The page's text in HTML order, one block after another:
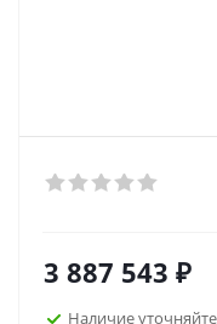
3 887 543 ₽
Наличие уточняйте